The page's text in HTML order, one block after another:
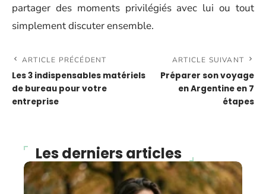
partager des moments privilégiés avec lui ou tout
simplement discuter ensemble.
ARTICLE PRÉCÉDENT
Les 3 indispensables matériels
de bureau pour votre
entreprise
ARTICLE SUIVANT
Préparer son voyage
en Argentine en 7
étapes
Les derniers articles